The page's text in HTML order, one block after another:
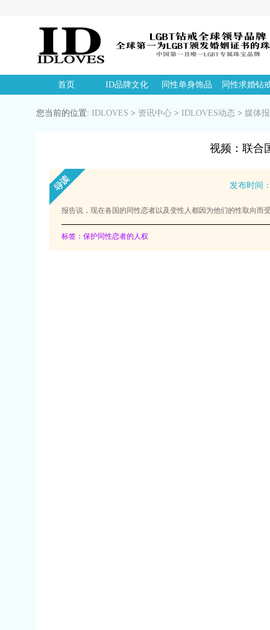
首页 ID品牌文化 同性单身饰品 同性求婚钻
您当前的位置: IDLOVES > 资讯中心 > IDLOVES动态 > 媒体
视频：联合
发布时间
报告说，现在各国的同性恋者以及变性人都因为他们的性取向
标签：保护同性恋者的人权